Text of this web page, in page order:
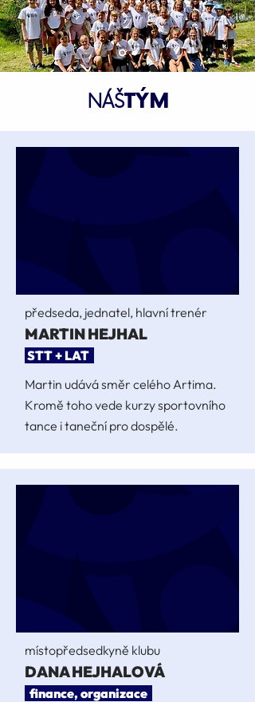
NÁŠTÝM
předseda, jednatel, hlavní trenér
MARTIN HEJHAL
STT + LAT
Martin udává směr celého Artima.
Kromě toho vede kurzy sportovního
tance i taneční pro dospělé.
místopředsedkyně klubu
DANA HEJHALOVÁ
finance, organizace